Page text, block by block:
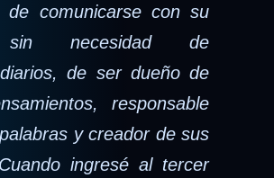
de comunicarse con su
necesidad de
de ser dueño de
responsable
y creador de sus
ingresé al tercer